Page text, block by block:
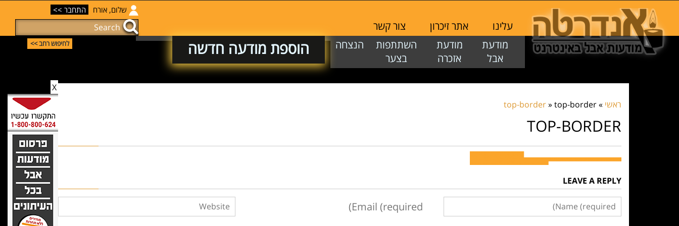
X
עלינו אתר זיכרון
צור קשר
מודעת
אבל
מודעת
אזכרה
השתתפות
בצער
הנצחה הוספת מודעה חדשה
שלום, אורח התחבר >>
לחיפוש רחב >>
ראשי »
top-border » top-border
TOP-BORDER
LEAVE A REPLY